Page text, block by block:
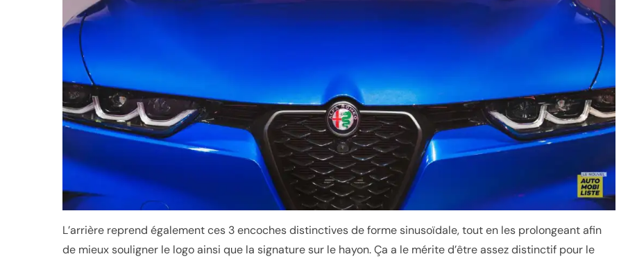
L’arrière reprend également ces 3 encoches distinctives de forme sinusoïdale, tout en les prolongeant afin
de mieux souligner le logo ainsi que la signature sur le hayon. Ça a le mérite d’être assez distinctif pour le